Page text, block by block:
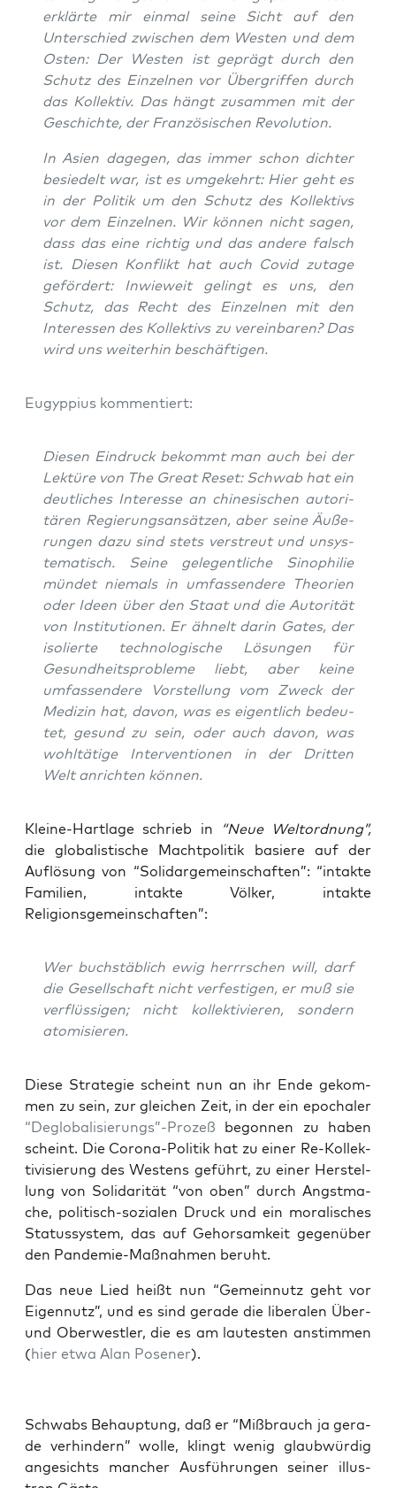
erklär­te mir ein­mal sei­ne Sicht auf den
Unter­schied zwi­schen dem Wes­ten und dem
Osten: Der Wes­ten ist geprägt durch den
Schutz des Ein­zel­nen vor Über­grif­fen durch
das Kol­lek­tiv. Das hängt zusam­men mit der
Geschich­te, der Fran­zö­si­schen Revolution.
In Asi­en dage­gen, das immer schon dich­ter
besie­delt war, ist es umge­kehrt: Hier geht es
in der Poli­tik um den Schutz des Kol­lek­tivs
vor dem Ein­zel­nen. Wir kön­nen nicht sagen,
dass das eine rich­tig und das ande­re falsch
ist. Die­sen Kon­flikt hat auch Covid zuta­ge
geför­dert: Inwie­weit gelingt es uns, den
Schutz, das Recht des Ein­zel­nen mit den
Inter­es­sen des Kol­lek­tivs zu ver­ein­ba­ren? Das
wird uns wei­ter­hin beschäftigen.
Eugyp­pi­us kommentiert:
Die­sen Ein­druck bekommt man auch bei der
Lek­tü­re von The Gre­at Reset: Schwab hat ein
deut­li­ches Inter­es­se an chi­ne­si­schen auto­ri­
tä­ren Regie­rungs­an­sät­zen, aber sei­ne Äuße­
run­gen dazu sind stets ver­streut und unsys­
te­ma­tisch. Sei­ne gele­gent­li­che Sino­phi­lie
mün­det nie­mals in umfas­sen­de­re Theo­rien
oder Ideen über den Staat und die Auto­ri­tät
von Insti­tu­tio­nen. Er ähnelt dar­in Gates, der
iso­lier­te tech­no­lo­gi­sche Lösun­gen für
Gesund­heits­pro­ble­me liebt, aber kei­ne
umfas­sen­de­re Vor­stel­lung vom Zweck der
Medi­zin hat, davon, was es eigent­lich bedeu­
tet, gesund zu sein, oder auch davon, was
wohl­tä­ti­ge Inter­ven­tio­nen in der Drit­ten
Welt anrich­ten können.
Klei­ne-Hart­la­ge schrieb in “Neue Welt­ord­nung”,
die glo­ba­lis­ti­sche Macht­po­li­tik basie­re auf der
Auf­lö­sung von “Soli­dar­ge­mein­schaf­ten”: “intak­te
Fami­li­en, intak­te Völ­ker, intak­te
Religionsgemeinschaften”:
Wer buch­stäb­lich ewig herrr­schen will, darf
die Gesell­schaft nicht ver­fes­ti­gen, er muß sie
ver­flüs­si­gen; nicht kol­lek­ti­vie­ren, son­dern
atomisieren.
Die­se Stra­te­gie scheint nun an ihr Ende gekom­
men zu sein, zur glei­chen Zeit, in der ein epo­cha­ler
“Deglobalisierungs”-Prozeß begon­nen zu haben
scheint. Die Coro­na-Poli­tik hat zu einer Re-Kol­lek­
ti­vi­sie­rung des Wes­tens geführt, zu einer Her­stel­
lung von Soli­da­ri­tät “von oben” durch Angst­ma­
che, poli­tisch-sozia­len Druck und ein mora­li­sches
Sta­tus­sys­tem, das auf Gehor­sam­keit gegen­über
den Pan­de­mie-Maß­nah­men beruht.
Das neue Lied heißt nun “Gemein­nutz geht vor
Eigen­nutz”, und es sind gera­de die libe­ra­len Über-
und Ober­west­ler, die es am lau­tes­ten anstim­men
(hier etwa Alan Pose­ner).
Schwabs Behaup­tung, daß er “Miß­brauch ja gera­
de ver­hin­dern” wol­le, klingt wenig glaub­wür­dig
ange­sichts man­cher Aus­füh­run­gen sei­ner illus­